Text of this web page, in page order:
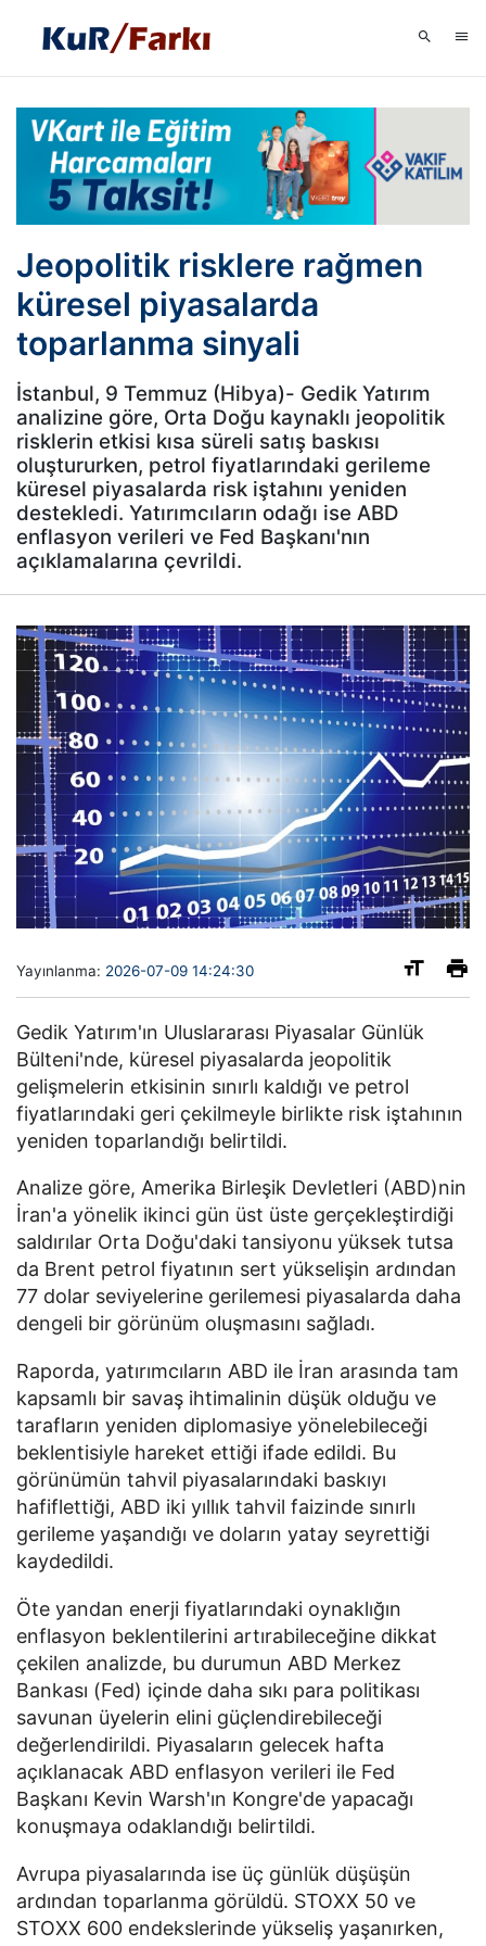
Jeopolitik risklere rağmen
küresel piyasalarda
toparlanma sinyali
İstanbul, 9 Temmuz (Hibya)- Gedik Yatırım
analizine göre, Orta Doğu kaynaklı jeopolitik
risklerin etkisi kısa süreli satış baskısı
oluştururken, petrol fiyatlarındaki gerileme
küresel piyasalarda risk iştahını yeniden
destekledi. Yatırımcıların odağı ise ABD
enflasyon verileri ve Fed Başkanı'nın
açıklamalarına çevrildi.
Yayınlanma: 2026-07-09 14:24:30
Gedik Yatırım'ın Uluslararası Piyasalar Günlük
Bülteni'nde, küresel piyasalarda jeopolitik
gelişmelerin etkisinin sınırlı kaldığı ve petrol
fiyatlarındaki geri çekilmeyle birlikte risk iştahının
yeniden toparlandığı belirtildi.
Analize göre, Amerika Birleşik Devletleri (ABD)nin
İran'a yönelik ikinci gün üst üste gerçekleştirdiği
saldırılar Orta Doğu'daki tansiyonu yüksek tutsa
da Brent petrol fiyatının sert yükselişin ardından
77 dolar seviyelerine gerilemesi piyasalarda daha
dengeli bir görünüm oluşmasını sağladı.
Raporda, yatırımcıların ABD ile İran arasında tam
kapsamlı bir savaş ihtimalinin düşük olduğu ve
tarafların yeniden diplomasiye yönelebileceği
beklentisiyle hareket ettiği ifade edildi. Bu
görünümün tahvil piyasalarındaki baskıyı
hafiflettiği, ABD iki yıllık tahvil faizinde sınırlı
gerileme yaşandığı ve doların yatay seyrettiği
kaydedildi.
Öte yandan enerji fiyatlarındaki oynaklığın
enflasyon beklentilerini artırabileceğine dikkat
çekilen analizde, bu durumun ABD Merkez
Bankası (Fed) içinde daha sıkı para politikası
savunan üyelerin elini güçlendirebileceği
değerlendirildi. Piyasaların gelecek hafta
açıklanacak ABD enflasyon verileri ile Fed
Başkanı Kevin Warsh'ın Kongre'de yapacağı
konuşmaya odaklandığı belirtildi.
Avrupa piyasalarında ise üç günlük düşüşün
ardından toparlanma görüldü. STOXX 50 ve
STOXX 600 endekslerinde yükseliş yaşanırken,